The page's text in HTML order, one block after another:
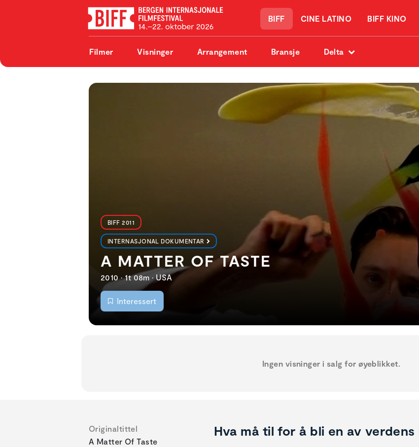
BIFF CINE LATINO BIFF KINO
Filmer Visninger Arrangement Bransje Delta
BIFF 2011
INTERNASJONAL DOKUMENTAR
A MATTER OF TASTE
2010 • 1t 08m • USA
Interessert
Ingen visninger i salg for øyeblikket.
Originaltittel
A Matter Of Taste
Hva må til for å bli en av